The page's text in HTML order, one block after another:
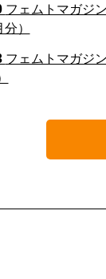
フェムトマガジ
）
フェムトマガジ